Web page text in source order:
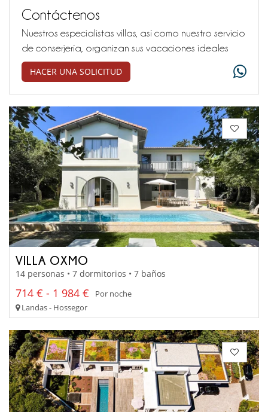
Contáctenos
Nuestros especialistas villas, así como nuestro servicio
de conserjería, organizan sus vacaciones ideales
HACER UNA SOLICITUD
VILLA OXMO
14 personas • 7 dormitorios • 7 baños
714 € - 1 984 €
Por noche
Landas - Hossegor